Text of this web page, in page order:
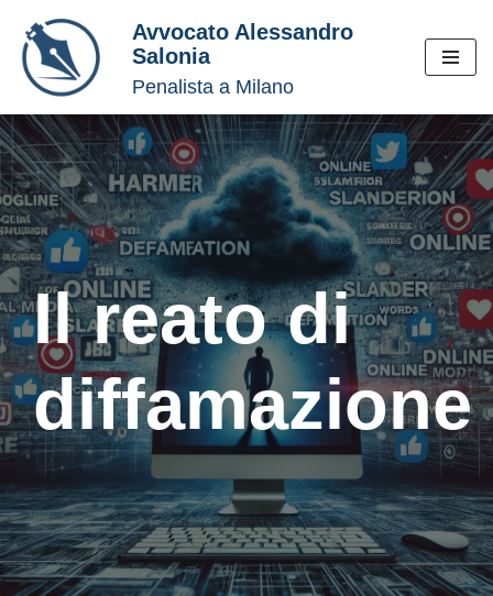
Vai
al
contenuto
Avvocato Alessandro
Salonia
Penalista a Milano
Il reato di
diffamazione